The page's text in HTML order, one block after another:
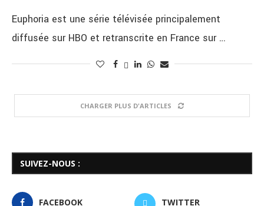
Euphoria est une série télévisée principalement
diffusée sur HBO et retranscrite en France sur …
CHARGER PLUS D'ARTICLES
SUIVEZ-NOUS :
FACEBOOK TWITTER